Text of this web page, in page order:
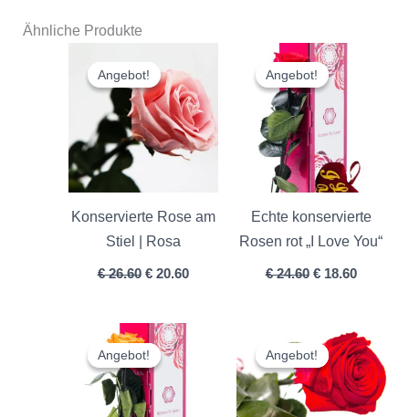
Ähnliche Produkte
Angebot!
Angebot!
Konservierte Rose am
Stiel | Rosa
€26.60
Preis
war:
€ 26.60
€20.60
ist:
€ 20.60.
Angebot!
Angebot!
Echte konservierte
Rosen rot „I Love You“
€24.60
Ursprünglicher
Preis
war:
€ 24.60
€18.60
Angebot!
Angebot!
Ursprünglicher
Preis
war:
€ 24.60
Angebot!
Angebot!
Ursprünglicher
Preis
war:
€ 26.60
Preis
ist:
€ 20.60.